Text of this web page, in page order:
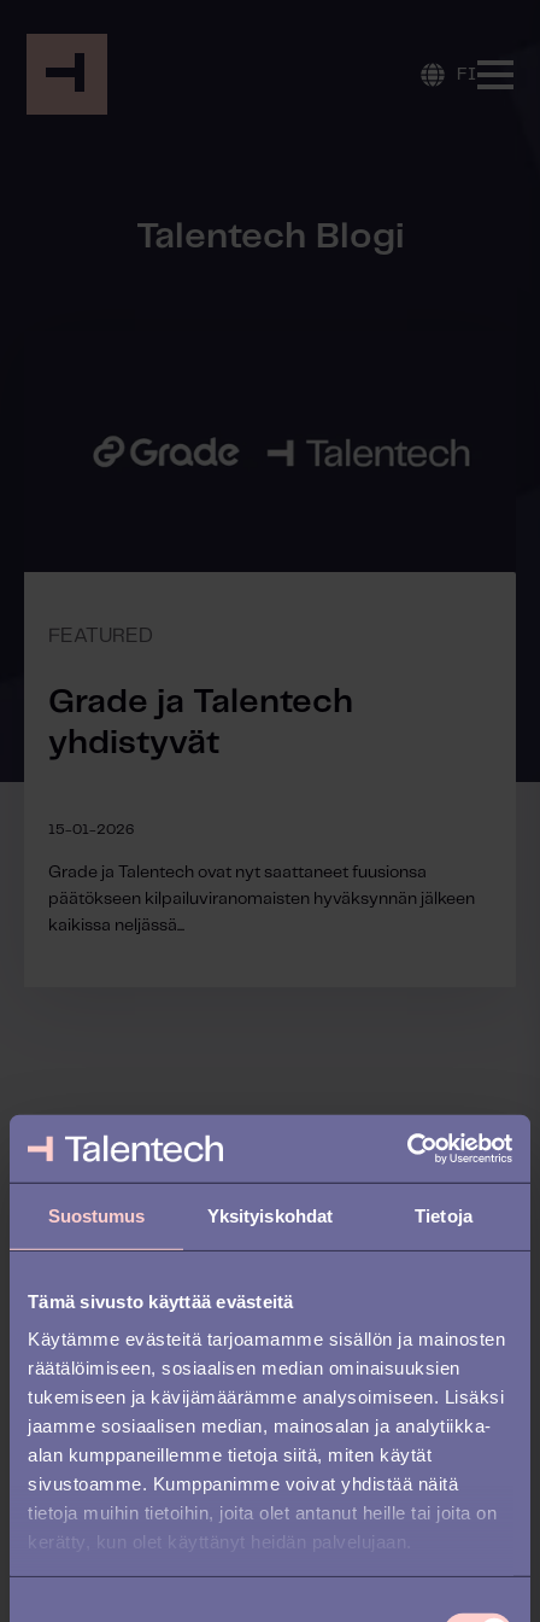
Suostumus Yksityiskohdat Tietoja
Tämä sivusto käyttää evästeitä
Käytämme evästeitä tarjoamamme sisällön ja mainosten
räätälöimiseen, sosiaalisen median ominaisuuksien
tukemiseen ja kävijämäärämme analysoimiseen. Lisäksi
jaamme sosiaalisen median, mainosalan ja analytiikka-
alan kumppaneillemme tietoja siitä, miten käytät
sivustoamme. Kumppanimme voivat yhdistää näitä
tietoja muihin tietoihin, joita olet antanut heille tai joita on
kerätty, kun olet käyttänyt heidän palvelujaan.
FI
Talentech Blogi
FEATURED
Grade ja Talentech
yhdistyvät
15-01-2026
Grade ja Talentech ovat nyt saattaneet fuusionsa
päätökseen kilpailuviranomaisten hyväksynnän jälkeen
kaikissa neljässä...